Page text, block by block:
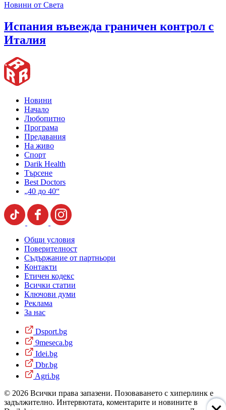
Новини от Света
Испания въвежда граничен контрол с
Италия
Новини
Начало
Любопитно
Програма
Предавания
На живо
Спорт
Darik Health
Търсене
Best Doctors
„40 до 40“
Общи условия
Поверителност
Съдържание от партньори
Контакти
Етичен кодекс
Всички статии
Ключови думи
Реклама
За нас
Dsport.bg
9meseca.bg
Idei.bg
Dbr.bg
Agri.bg
© 2026 Всички права запазени. Позоваването с хиперлинк е
задължително. Интервютата, коментарите и новините в